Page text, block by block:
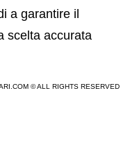
a garantire il
scelta accurata
© ALL RIGHTS RESERVED